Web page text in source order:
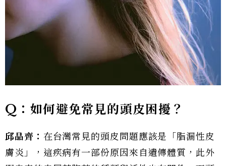
Q ：如何避免常見的頭皮困擾？
邱品齊： 在台灣常見的頭皮問題應該是「脂漏性皮
膚炎」，這疾病有一部份原因來自遺傳體質，此外